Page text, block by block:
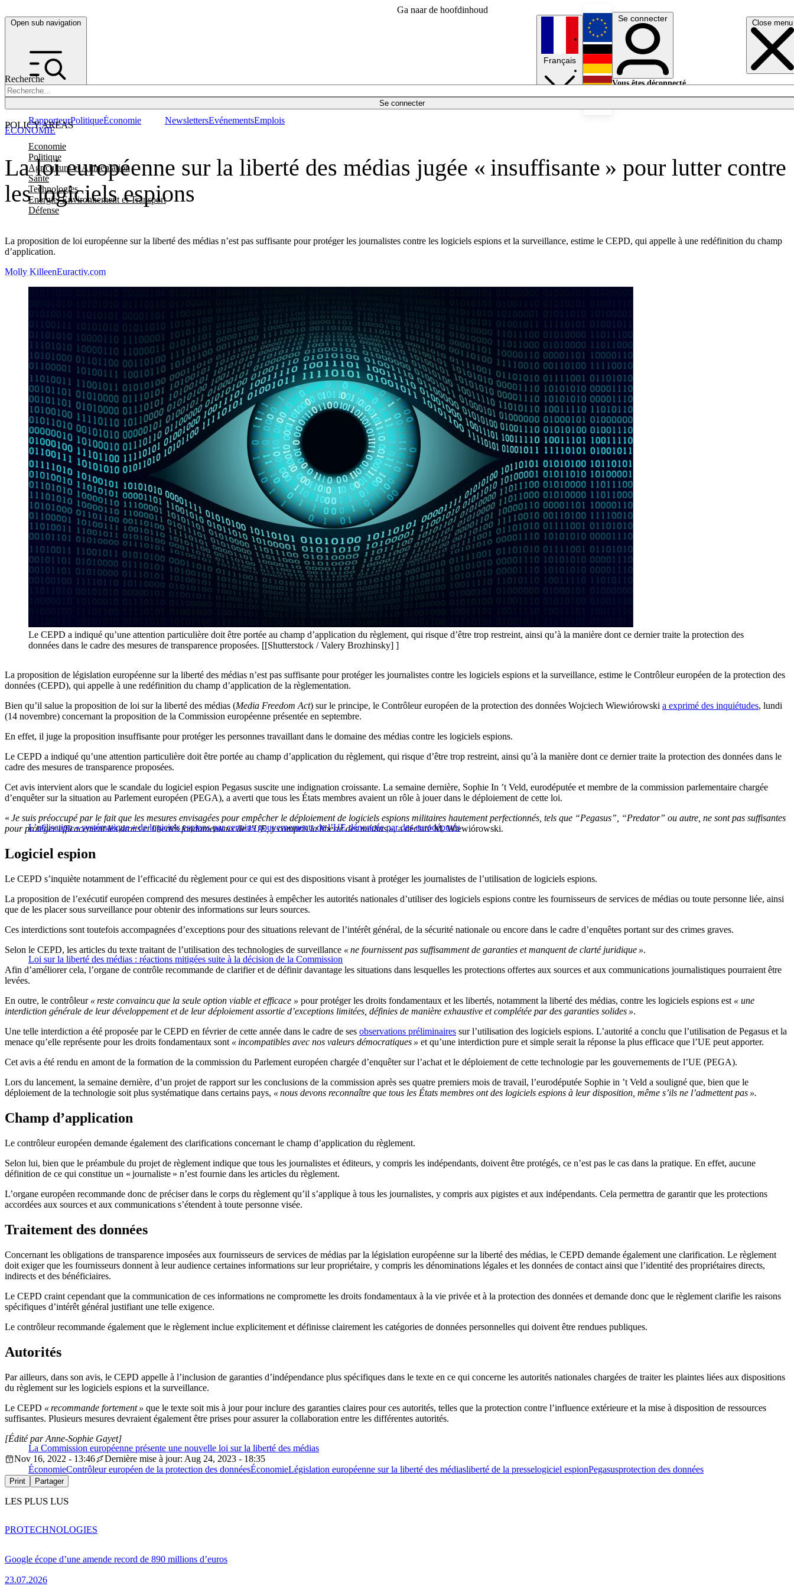
Ga naar de hoofdinhoud
Open sub navigation Close menu
Recherche
Se connecter
POLICY AREAS
Economie
Politique
Agriculture et Alimentation
Santé
Technologies
Energie, Environnement et Transport
Défense
RapporteurPolitiqueÉconomie NewslettersEvénementsEmplois
Français
English
Deutsch
Se connecter
Vous êtes déconnecté.
La loi européenne sur la liberté des médias jugée « insuffisante » pour lutter contre
les logiciels espions
La proposition de loi européenne sur la liberté des médias n’est pas suffisante pour protéger les journalistes contre les logiciels espions et la surveillance, estime le CEPD, qui appelle à une redéfinition du champ
d’application.
ÉCONOMIE
Molly KilleenEuractiv.com
Le CEPD a indiqué qu’une attention particulière doit être portée au champ d’application du règlement, qui risque d’être trop restreint, ainsi qu’à la manière dont ce dernier traite la protection des
données dans le cadre des mesures de transparence proposées. [[Shutterstock / Valery Brozhinsky] ]
La proposition de législation européenne sur la liberté des médias n’est pas suffisante pour protéger les journalistes contre les logiciels espions et la surveillance, estime le Contrôleur européen de la protection des
données (CEPD), qui appelle à une redéfinition du champ d’application de la règlementation.
Bien qu’il salue la proposition de loi sur la liberté des médias (Media Freedom Act) sur le principe, le Contrôleur européen de la protection des données Wojciech Wiewiórowski a exprimé des inquiétudes, lundi
(14 novembre) concernant la proposition de la Commission européenne présentée en septembre.
En effet, il juge la proposition insuffisante pour protéger les personnes travaillant dans le domaine des médias contre les logiciels espions.
Le CEPD a indiqué qu’une attention particulière doit être portée au champ d’application du règlement, qui risque d’être trop restreint, ainsi qu’à la manière dont ce dernier traite la protection des données dans le
cadre des mesures de transparence proposées.
Cet avis intervient alors que le scandale du logiciel espion Pegasus suscite une indignation croissante. La semaine dernière, Sophie In ’t Veld, eurodéputée et membre de la commission parlementaire chargée
d’enquêter sur la situation au Parlement européen (PEGA), a averti que tous les États membres avaient un rôle à jouer dans le déploiement de cette loi.
L’utilisation « systématique » de logiciels espions par certains gouvernements de l’UE dénoncée par des eurodéputés
« Je suis préoccupé par le fait que les mesures envisagées pour empêcher le déploiement de logiciels espions militaires hautement perfectionnés, tels que “Pegasus”, “Predator” ou autre, ne sont pas suffisantes
pour protéger efficacement les droits et libertés fondamentaux de l’UE, y compris la liberté des médias », a déclaré M. Wiewiórowski.
Logiciel espion
Le CEPD s’inquiète notamment de l’efficacité du règlement pour ce qui est des dispositions visant à protéger les journalistes de l’utilisation de logiciels espions.
La proposition de l’exécutif européen comprend des mesures destinées à empêcher les autorités nationales d’utiliser des logiciels espions contre les fournisseurs de services de médias ou toute personne liée, ainsi
que de les placer sous surveillance pour obtenir des informations sur leurs sources.
Ces interdictions sont toutefois accompagnées d’exceptions pour des situations relevant de l’intérêt général, de la sécurité nationale ou encore dans le cadre d’enquêtes portant sur des crimes graves.
Loi sur la liberté des médias : réactions mitigées suite à la décision de la Commission
Selon le CEPD, les articles du texte traitant de l’utilisation des technologies de surveillance « ne fournissent pas suffisamment de garanties et manquent de clarté juridique ».
Afin d’améliorer cela, l’organe de contrôle recommande de clarifier et de définir davantage les situations dans lesquelles les protections offertes aux sources et aux communications journalistiques pourraient être
levées.
En outre, le contrôleur « reste convaincuque la seule option viable et efficace » pour protéger les droits fondamentaux et les libertés, notamment la liberté des médias, contre les logiciels espions est « une
interdiction générale de leur développement et de leur déploiement assortie d’exceptions limitées, définies de manière exhaustive et complétée par des garanties solides ».
Une telle interdiction a été proposée par le CEPD en février de cette année dans le cadre de ses observations préliminaires sur l’utilisation des logiciels espions. L’autorité a conclu que l’utilisation de Pegasus et la
menace qu’elle représente pour les droits fondamentaux sont « incompatibles avec nos valeurs démocratiques » et qu’une interdiction pure et simple serait la réponse la plus efficace que l’UE peut apporter.
Cet avis a été rendu en amont de la formation de la commission du Parlement européen chargée d’enquêter sur l’achat et le déploiement de cette technologie par les gouvernements de l’UE (PEGA).
Lors du lancement, la semaine dernière, d’un projet de rapport sur les conclusions de la commission après ses quatre premiers mois de travail, l’eurodéputée Sophie in ’t Veld a souligné que, bien que le
déploiement de la technologie soit plus systématique dans certains pays, « nous devons reconnaître que tous les États membres ont des logiciels espions à leur disposition, même s’ils ne l’admettent pas ».
Champ d’application
Le contrôleur européen demande également des clarifications concernant le champ d’application du règlement.
Selon lui, bien que le préambule du projet de règlement indique que tous les journalistes et éditeurs, y compris les indépendants, doivent être protégés, ce n’est pas le cas dans la pratique. En effet, aucune
définition de ce qui constitue un « journaliste » n’est fournie dans les articles du règlement.
L’organe européen recommande donc de préciser dans le corps du règlement qu’il s’applique à tous les journalistes, y compris aux pigistes et aux indépendants. Cela permettra de garantir que les protections
accordées aux sources et aux communications s’étendent à toute personne visée.
Traitement des données
Concernant les obligations de transparence imposées aux fournisseurs de services de médias par la législation européenne sur la liberté des médias, le CEPD demande également une clarification. Le règlement
doit exiger que les fournisseurs donnent à leur audience certaines informations sur leur propriétaire, y compris les dénominations légales et les données de contact ainsi que l’identité des propriétaires directs,
indirects et des bénéficiaires.
Le CEPD craint cependant que la communication de ces informations ne compromette les droits fondamentaux à la vie privée et à la protection des données et demande donc que le règlement clarifie les raisons
spécifiques d’intérêt général justifiant une telle exigence.
Le contrôleur recommande également que le règlement inclue explicitement et définisse clairement les catégories de données personnelles qui doivent être rendues publiques.
Autorités
Par ailleurs, dans son avis, le CEPD appelle à l’inclusion de garanties d’indépendance plus spécifiques dans le texte en ce qui concerne les autorités nationales chargées de traiter les plaintes liées aux dispositions
du règlement sur les logiciels espions et la surveillance.
Le CEPD « recommande fortement » que le texte soit mis à jour pour inclure des garanties claires pour ces autorités, telles que la protection contre l’influence extérieure et la mise à disposition de ressources
suffisantes. Plusieurs mesures devraient également être prises pour assurer la collaboration entre les différentes autorités.
La Commission européenne présente une nouvelle loi sur la liberté des médias
[Édité par Anne-Sophie Gayet]
Nov 16, 2022 - 13:46
Dernière mise à jour: Aug 24, 2023 - 18:35
ÉconomieContrôleur européen de la protection des donnéesÉconomieLégislation européenne sur la liberté des médiasliberté de la presselogiciel espionPegasusprotection des données
Print Partager
LES PLUS LUS
Google écope d’une amende record de 890 millions d’euros
23.07.2026
PROTECHNOLOGIES